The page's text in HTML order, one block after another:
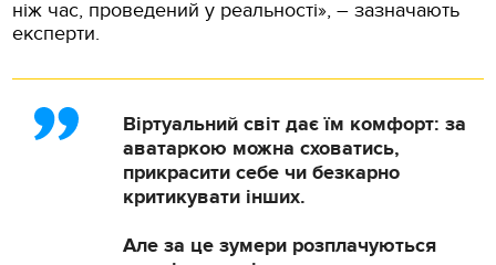
ніж час, проведений у реальності», – зазначають
експерти.
Віртуальний світ дає їм комфорт: за
аватаркою можна сховатись,
прикрасити себе чи безкарно
критикувати інших.
Але за це зумери розплачуються